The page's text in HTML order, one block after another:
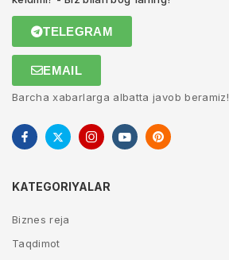
TELEGRAM
EMAIL
Barcha xabarlarga albatta javob beramiz!
KATEGORIYALAR
Biznes reja
Taqdimot